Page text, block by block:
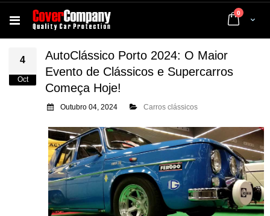
Cart
0 artigos
4
Oct
AutoClássico Porto 2024: O Maior
Evento de Clássicos e Supercarros
Começa Hoje!
Outubro 04, 2024 Carros clássicos